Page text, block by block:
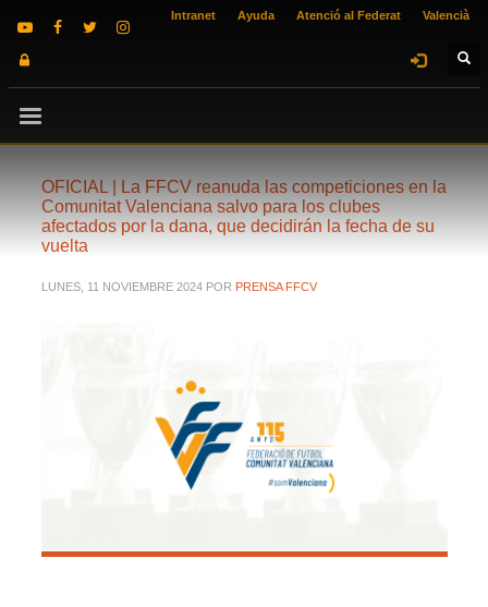
Intranet Ayuda Atenció al Federat Valencià
OFICIAL | La FFCV reanuda las competiciones en la
Comunitat Valenciana salvo para los clubes
afectados por la dana, que decidirán la fecha de su
vuelta
LUNES, 11 NOVIEMBRE 2024 POR PRENSA FFCV